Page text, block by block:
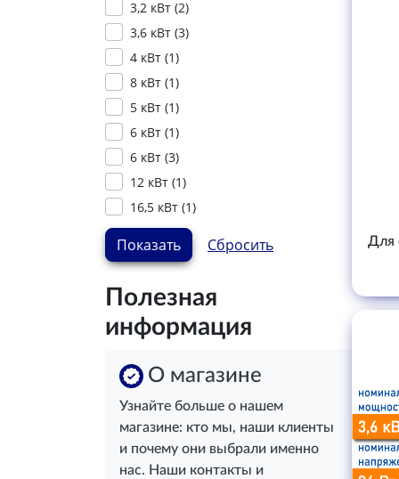
3,2 кВт (2)
3,6 кВт (3)
4 кВт (1)
8 кВт (1)
5 кВт (1)
6 кВт (1)
6 кВт (3)
12 кВт (1)
16,5 кВт (1)
Полезная
информация
О магазине
Узнайте больше о нашем
магазине: кто мы, наши клиенты
и почему они выбрали именно
нас. Наши контакты и
Для